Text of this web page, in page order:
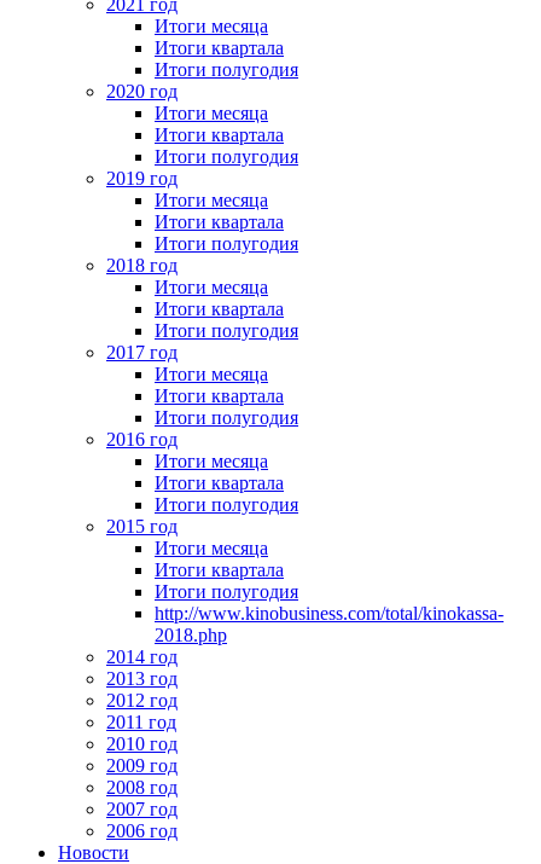
2021 год
Итоги месяца
Итоги квартала
Итоги полугодия
2020 год
Итоги месяца
Итоги квартала
Итоги полугодия
2019 год
Итоги месяца
Итоги квартала
Итоги полугодия
2018 год
Итоги месяца
Итоги квартала
Итоги полугодия
2017 год
Итоги месяца
Итоги квартала
Итоги полугодия
2016 год
Итоги месяца
Итоги квартала
Итоги полугодия
2015 год
Итоги месяца
Итоги квартала
Итоги полугодия
http://www.kinobusiness.com/total/kinokassa-
2018.php
2014 год
2013 год
2012 год
2011 год
2010 год
2009 год
2008 год
2007 год
2006 год
Новости